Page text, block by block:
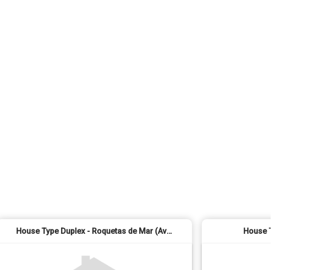
House Type Duplex - Roquetas de Mar (Avenida Juan Carlos) House Type Duplex